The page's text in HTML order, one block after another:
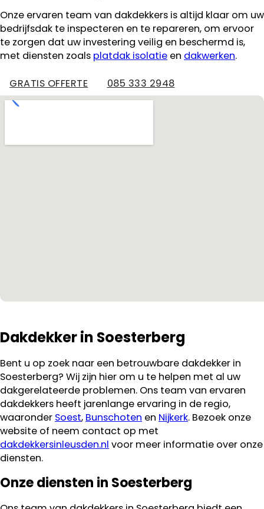
Onze ervaren team van dakdekkers is altijd klaar om uw
bedrijfsdak te inspecteren en te repareren, om ervoor
te zorgen dat uw investering veilig en beschermd is,
met diensten zoals platdak isolatie en dakwerken.
GRATIS OFFERTE 085 333 2948
Dakdekker in Soesterberg
Bent u op zoek naar een betrouwbare dakdekker in
Soesterberg? Wij zijn hier om u te helpen met al uw
dakgerelateerde problemen. Ons team van ervaren
dakdekkers heeft jarenlange ervaring in de regio,
waaronder Soest, Bunschoten en Nijkerk. Bezoek onze
website of neem contact op met
dakdekkersinleusden.nl voor meer informatie over onze
diensten.
Onze diensten in Soesterberg